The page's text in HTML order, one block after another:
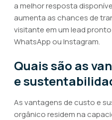
a melhor resposta
aumenta as chances de
visitante em um lead
WhatsApp ou Instagram.
Quais são as
e
As vantagens de custo e
orgânico residem na